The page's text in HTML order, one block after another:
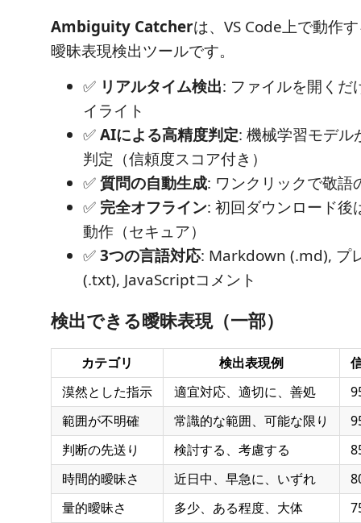
Ambiguity Catcherは、VS Code上で動作
曖昧表現検出ツールです。
✅ リアルタイム検出: ファイルを開くだ
イライト
✅AIによる高精度判定: 機械学習モデル
判定（信頼度スコア付き）
✅質問の自動生成: ワンクリックで敬語
✅ 完全オフライン: 初回ダウンロード後
動作（セキュア）
✅3つの言語対応: Markdown (.md), プ
(.txt), JavaScriptコメント
検出できる曖昧表現（一部）
カテゴリ 検出表現例
漠然とした指示
適宜対応、適切に、善処
範囲が不明確
常識的な範囲、可能な限り
判断の先送り
検討する、考慮する
時間的曖昧さ
近日中、早急に、いずれ
量的曖昧さ
多少、ある程度、大体